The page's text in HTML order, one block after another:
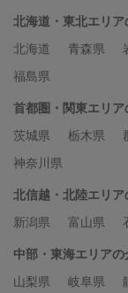
北海道・東北エリ
北海道
青森県
福島県
首都圏・関東エリ
茨城県
栃木県
神奈川県
北信越・北陸エリ
新潟県
富山県
中部・東海エリア
山梨県
岐阜県